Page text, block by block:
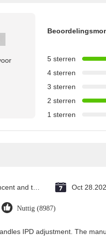
5 sterren
4 sterren
3 sterren
2 sterren
1 sterren
Oct
Nuttig (8987)
IPD adjustment. The